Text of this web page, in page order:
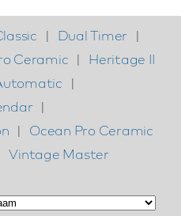
| Dual Timer |
Ceramic |
Heritage II
|
|
|
Ocean Pro Ceramic
Vintage Master